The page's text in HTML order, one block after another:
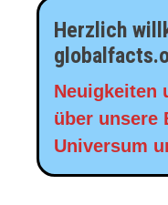
Herzlich
Neuigkeiten
über unsere
Universum